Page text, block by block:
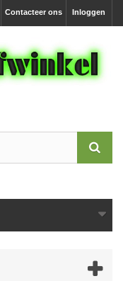
Inloggen
Contacteer ons